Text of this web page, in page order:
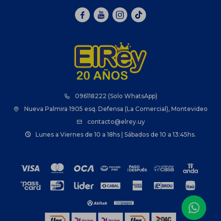
096118222 (Solo WhatsApp)
Nueva Palmira 1905 esq. Defensa (La Comercial), Montevideo
contacto@elrey.uy
Lunes a Viernes de 10 a 18hs | Sábados de 10 a 13:45hs.
  